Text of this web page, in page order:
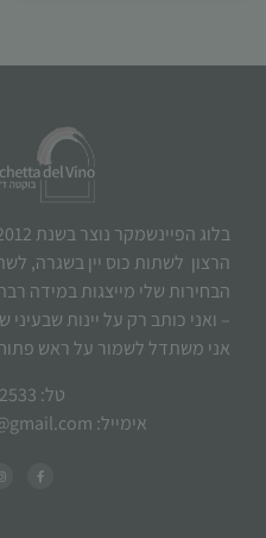
הרצון לשתות כוס יין בשגרה,
הבחירות שלי מייצגות במידה
– ואני כותב רק על יינות
אני משתדל לשמור על ראש פתוח
טל: 052-3662533
אימייל: buchettadelvinoil@gmail.com